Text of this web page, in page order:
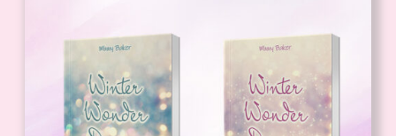
IN DEN WARENKORB DETAILS